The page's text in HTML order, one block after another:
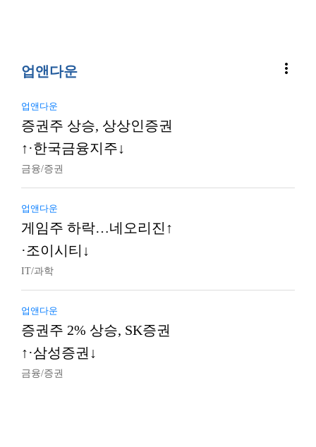
업앤다운 more_vert
업앤다운
증권주 상승, 상상인증권
↑·한국금융지주↓
금융/증권
업앤다운
게임주 하락…네오리진↑
·조이시티↓
IT/과학
업앤다운
증권주 2% 상승, SK증권
↑·삼성증권↓
금융/증권